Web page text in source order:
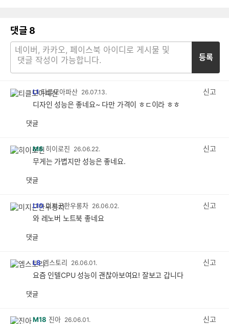
댓글 8
등록
L1 티클모아파산 26.07.13.
신고
디자인 성능은 좋네요~ 다만 가격이 ㅎㄷ이라 ㅎㅎ
댓글
M6 히이로진 26.06.22.
신고
무게는 가볍지만 성능은 좋네요.
댓글
L10 미지근한우롱차 26.06.02.
신고
와 레노버 노트북 좋네요
댓글
L8 엠스토리 26.06.01.
신고
요즘 인텔CPU 성능이 괜찮아보여요! 잘보고 갑니다
댓글
M18 진아 26.06.01.
신고